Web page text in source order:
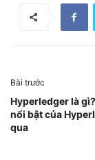
Bài trước
Hyperledger là
nổi bật của
qua